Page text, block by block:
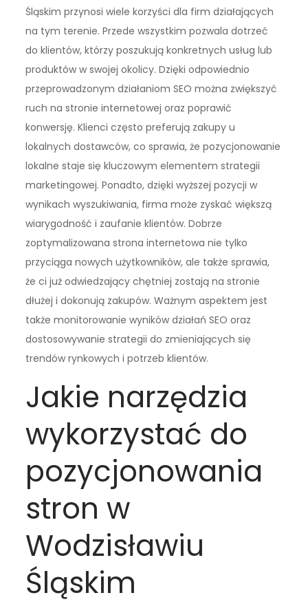
Śląskim przynosi wiele korzyści dla firm działających
na tym terenie. Przede wszystkim pozwala dotrzeć
do klientów, którzy poszukują konkretnych usług lub
produktów w swojej okolicy. Dzięki odpowiednio
przeprowadzonym działaniom SEO można zwiększyć
ruch na stronie internetowej oraz poprawić
konwersję. Klienci często preferują zakupy u
lokalnych dostawców, co sprawia, że pozycjonowanie
lokalne staje się kluczowym elementem strategii
marketingowej. Ponadto, dzięki wyższej pozycji w
wynikach wyszukiwania, firma może zyskać większą
wiarygodność i zaufanie klientów. Dobrze
zoptymalizowana strona internetowa nie tylko
przyciąga nowych użytkowników, ale także sprawia,
że ci już odwiedzający chętniej zostają na stronie
dłużej i dokonują zakupów. Ważnym aspektem jest
także monitorowanie wyników działań SEO oraz
dostosowywanie strategii do zmieniających się
trendów rynkowych i potrzeb klientów.
Jakie narzędzia
wykorzystać do
pozycjonowania
stron w
Wodzisławiu
Śląskim